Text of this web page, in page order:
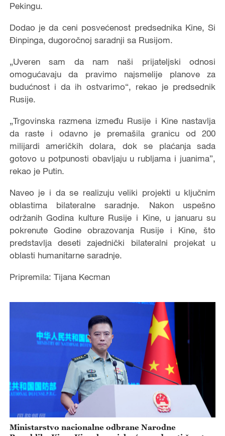
Pekingu.
Dodao je da ceni posvećenost predsednika Kine, Si
Đinpinga, dugoročnoj saradnji sa Rusijom.
„Uveren sam da nam naši prijateljski odnosi
omogućavaju da pravimo najsmelije planove za
budućnost i da ih ostvarimo“, rekao je predsednik
Rusije.
„Trgovinska razmena između Rusije i Kine nastavlja
da raste i odavno je premašila granicu od 200
milijardi američkih dolara, dok se plaćanja sada
gotovo u potpunosti obavljaju u rubljama i juanima”,
rekao je Putin.
Naveo je i da se realizuju veliki projekti u ključnim
oblastima bilateralne saradnje. Nakon uspešno
održanih Godina kulture Rusije i Kine, u januaru su
pokrenute Godine obrazovanja Rusije i Kine, što
predstavlja deseti zajednički bilateralni projekat u
oblasti humanitarne saradnje.
Pripremila: Tijana Kecman
Ministarstvo nacionalne odbrane Narodne